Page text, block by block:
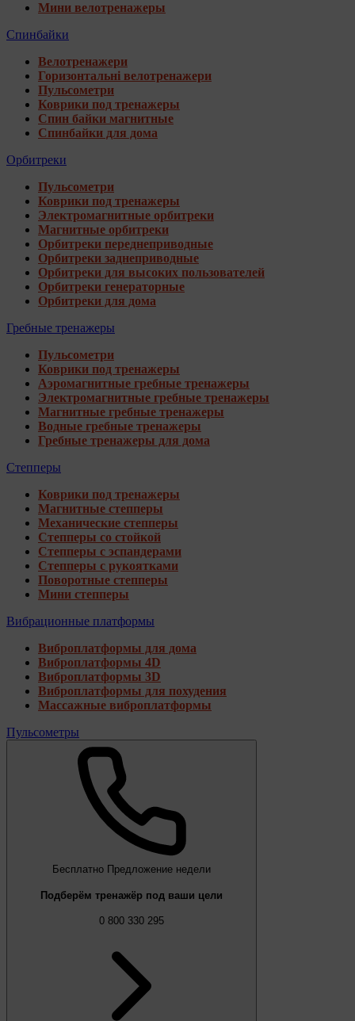
Мини велотренажеры
Спинбайки
Велотренажери
Горизонтальні велотренажери
Пульсометри
Коврики под тренажеры
Спин байки магнитные
Спинбайки для дома
Орбитреки
Пульсометри
Коврики под тренажеры
Электромагнитные орбитреки
Магнитные орбитреки
Орбитреки переднеприводные
Орбитреки заднеприводные
Орбитреки для высоких пользователей
Орбитреки генераторные
Орбитреки для дома
Гребные тренажеры
Пульсометри
Коврики под тренажеры
Аэромагнитные гребные тренажеры
Электромагнитные гребные тренажеры
Магнитные гребные тренажеры
Водные гребные тренажеры
Гребные тренажеры для дома
Степперы
Коврики под тренажеры
Магнитные степперы
Механические степперы
Степперы со стойкой
Степперы с эспандерами
Степперы с рукоятками
Поворотные степперы
Мини степперы
Вибрационные платформы
Виброплатформы для дома
Виброплатформы 4D
Виброплатформы 3D
Виброплатформы для похудения
Массажные виброплатформы
Пульсометры
Бесплатно Предложение недели
Подберём тренажёр под ваши цели
0 800 330 295